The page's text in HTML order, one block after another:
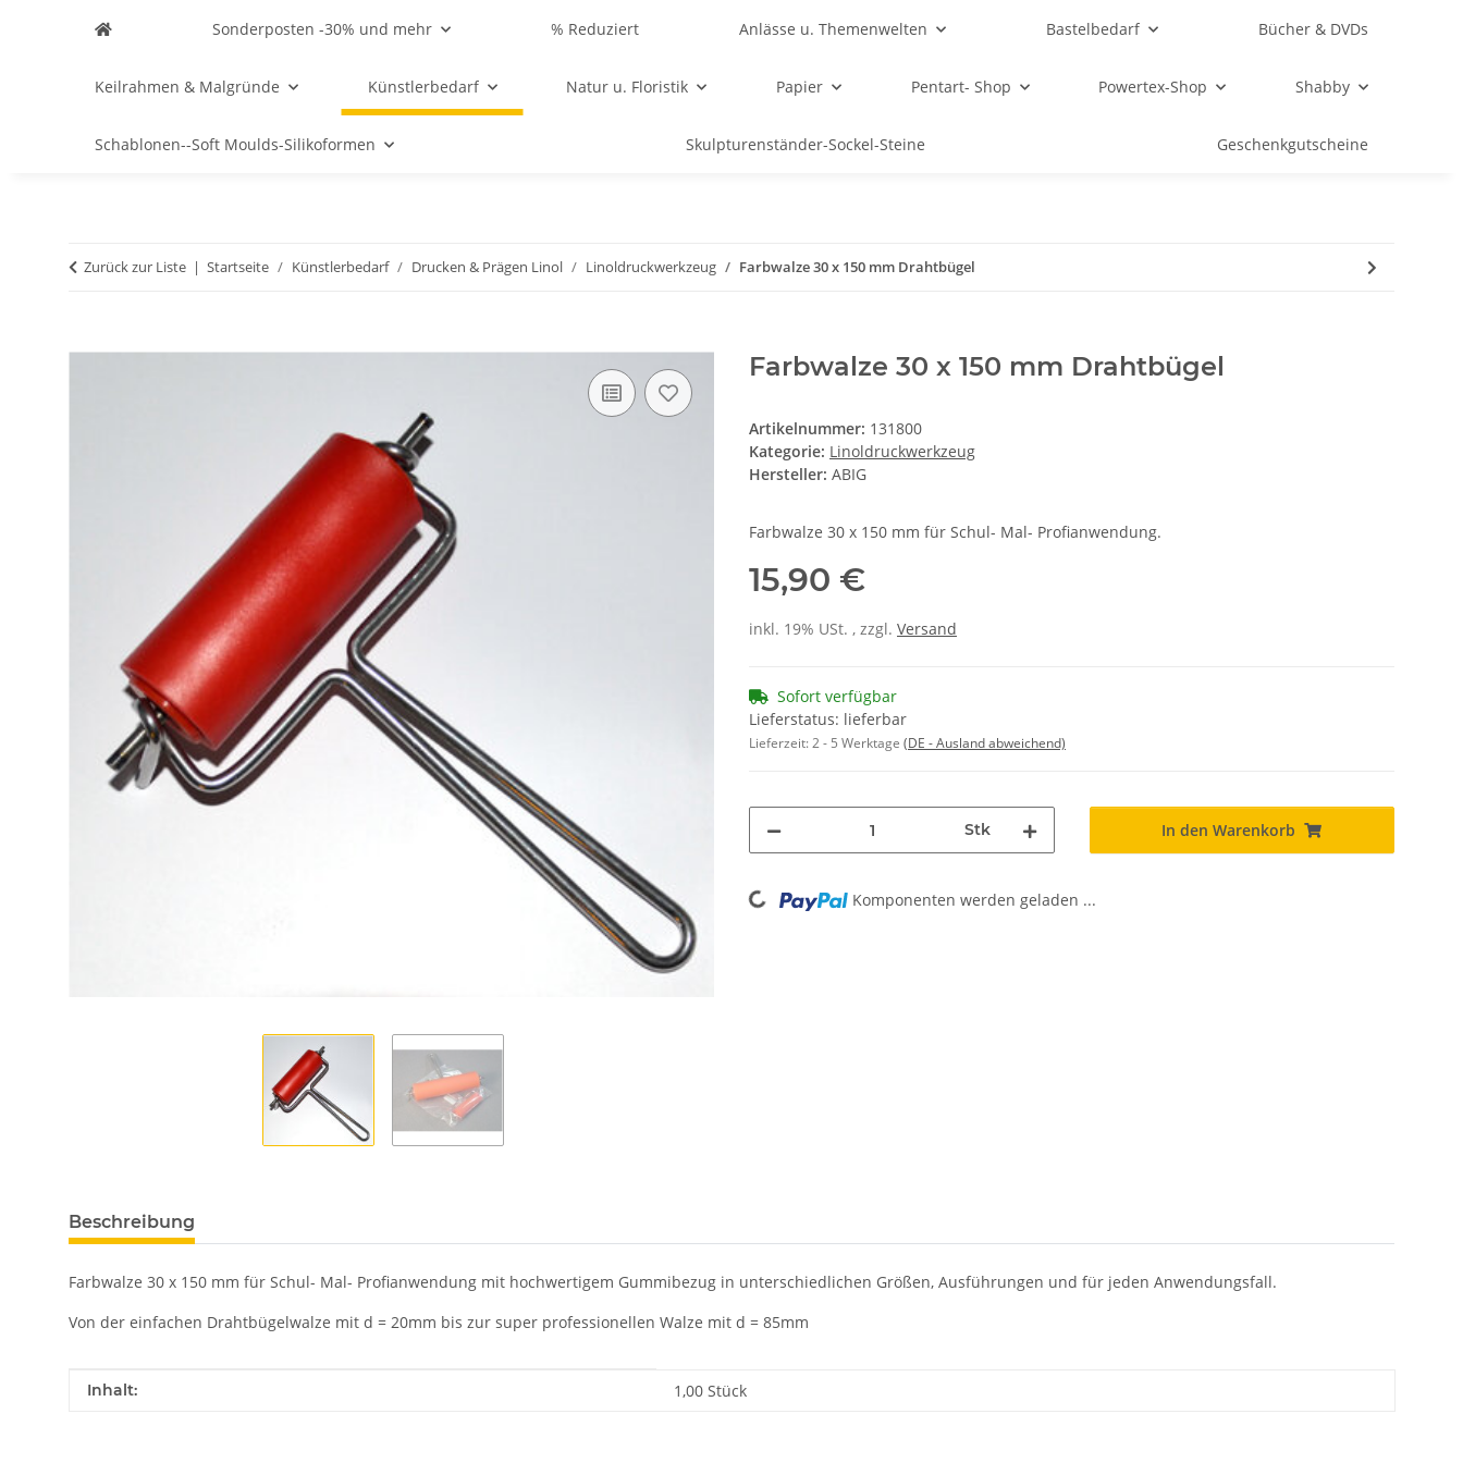
Sonderposten -30% und mehr % Reduziert Anlässe u. Themenwelten Bastelbedarf Bücher & DVDs
Keilrahmen & Malgründe Künstlerbedarf Natur u. Floristik Papier Pentart- Shop Powertex-Shop Shabby
Schablonen--Soft Moulds-Silikoformen Skulpturenständer-Sockel-Steine Geschenkgutscheine
Zurück zur Liste Startseite Künstlerbedarf Drucken & Prägen Linol Linoldruckwerkzeug Farbwalze 30 x 150 mm Drahtbügel
Farbwalze 30 x 150 mm Drahtbügel
Artikelnummer: 131800
Kategorie: Linoldruckwerkzeug
Hersteller: ABIG
Farbwalze 30 x 150 mm für Schul- Mal- Profianwendung.
15,90 €
inkl. 19% USt. , zzgl. Versand
Sofort verfügbar
Lieferstatus: lieferbar
Lieferzeit:2 - 5 Werktage (DE - Ausland abweichend)
Stk In den Warenkorb
Loading... Komponenten werden geladen ...
Beschreibung
Farbwalze 30 x 150 mm für Schul- Mal- Profianwendung mit hochwertigem Gummibezug in unterschiedlichen Größen, Ausführungen und für jeden Anwendungsfall.
Von der einfachen Drahtbügelwalze mit d = 20mm bis zur super professionellen Walze mit d = 85mm
Produkteigenschaft
Wert
Inhalt: 1,00 Stück